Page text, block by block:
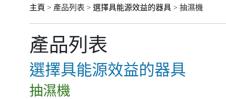
主頁 > 產品列表 > 選擇具能源效益的器具 > 抽濕機
產品列表
選擇具能源效益的器具
抽濕機